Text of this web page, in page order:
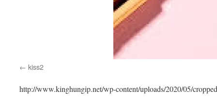
kiss2
http://www.kinghungip.net/wp-content/uploads/2020/05/